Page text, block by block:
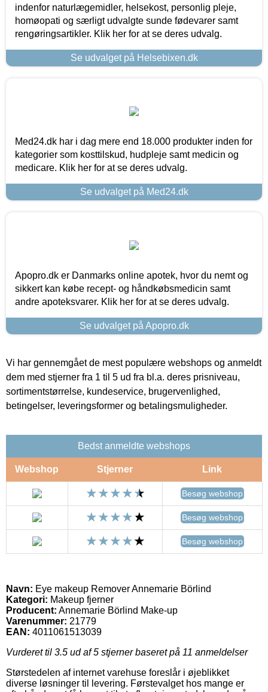
indenfor naturlægemidler, helsekost, personlig pleje,
homøopati og særligt udvalgte sunde fødevarer samt
rengøringsartikler. Klik her for at se deres udvalg.
Se udvalget på Helsebixen.dk
Med24.dk har i dag mere end 18.000 produkter inden for
kategorier som kosttilskud, hudpleje samt medicin og
medicare. Klik her for at se deres udvalg.
Se udvalget på Med24.dk
Apopro.dk er Danmarks online apotek, hvor du nemt og
sikkert kan købe recept- og håndkøbsmedicin samt
andre apoteksvarer. Klik her for at se deres udvalg.
Se udvalget på Apopro.dk
Vi har gennemgået de mest populære webshops og anmeldt
dem med stjerner fra 1 til 5 ud fra bl.a. deres prisniveau,
sortimentstørrelse, kundeservice, brugervenlighed,
betingelser, leveringsformer og betalingsmuligheder.
Bedst anmeldte webshops
Webshop Stjerner Link
Besøg webshop
Besøg webshop
Besøg webshop
Navn: Eye makeup Remover Annemarie Börlind
Kategori: Makeup fjerner
Producent: Annemarie Börlind Make-up
Varenummer: 21779
EAN: 4011061513039
Vurderet til 3.5 ud af 5 stjerner baseret på 11 anmeldelser
Størstedelen af internet varehuse foreslår i øjeblikket
diverse løsninger til levering. Førstevalget hos mange er